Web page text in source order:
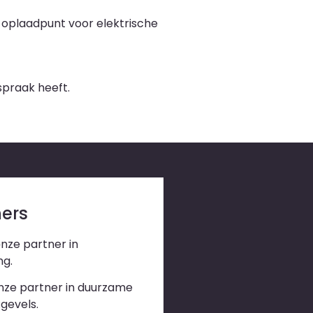
voor elektrische
heeft.
partner in
partner in duurzame